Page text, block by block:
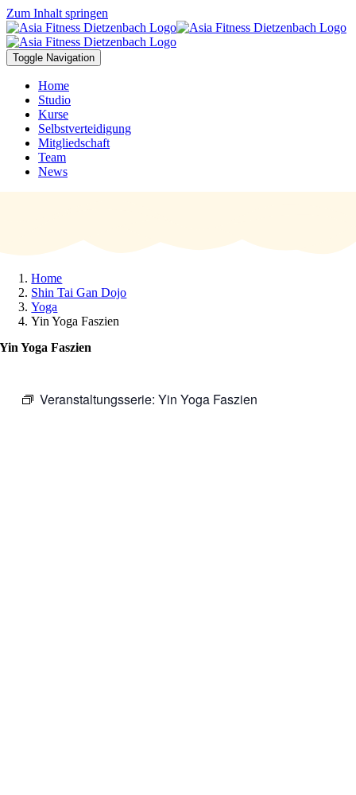
Zum Inhalt springen
Toggle Navigation
Home
Studio
Kurse
Selbstverteidigung
Mitgliedschaft
Team
News
Home
Shin Tai Gan Dojo
Yoga
Yin Yoga Faszien
Yin Yoga Faszien
Veranstaltungsserie: Yin Yoga Faszien